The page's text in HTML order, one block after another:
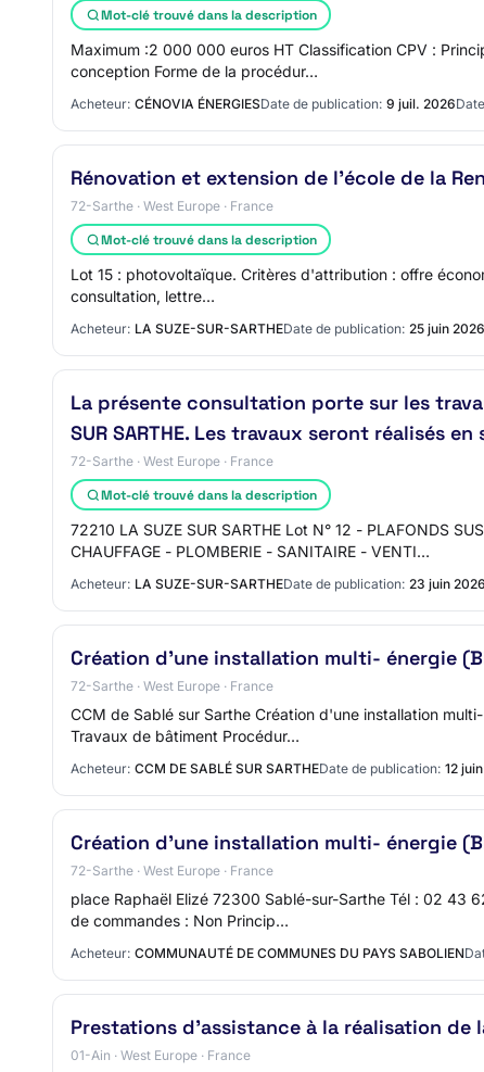
Mot-clé trouvé dans la description
Maximum :2 000 000 euros HT Classification CPV :
conception Forme de la procédur…
Acheteur: CÉNOVIA ÉNERGIESDate de publication: 9 juil. 2026
Rénovation et extension de l'école de la
72-Sarthe · West Europe · France
Mot-clé trouvé dans la description
Lot 15 : photovoltaïque. Critères d'attribution : offre
consultation, lettre…
Acheteur: LA SUZE-SUR-SARTHEDate de publication: 25 juin 2026
La présente consultation porte sur les
SUR SARTHE. Les travaux seront réalisés
72-Sarthe · West Europe · France
Mot-clé trouvé dans la description
72210 LA SUZE SUR SARTHE Lot N° 12 - PLAFONDS
CHAUFFAGE - PLOMBERIE - SANITAIRE - VENTI…
Acheteur: LA SUZE-SUR-SARTHEDate de publication: 23 juin 2026
Création d'une installation multi- énergie
72-Sarthe · West Europe · France
CCM de Sablé sur Sarthe Création d'une installation
Travaux de bâtiment Procédur…
Acheteur: CCM DE SABLÉ SUR SARTHEDate de publication: 12
Création d'une installation multi- énergie
72-Sarthe · West Europe · France
place Raphaël Elizé 72300 Sablé-sur-Sarthe Tél : 02 43
de commandes : Non Princip…
Acheteur: COMMUNAUTÉ DE COMMUNES DU PAYS SABOLIEN
Prestations d'assistance à la réalisation de
01-Ain · West Europe · France